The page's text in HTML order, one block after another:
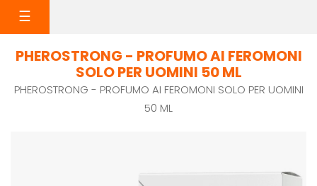
navigazione
☰
PHEROSTRONG - PROFUMO AI FEROMONI
SOLO PER UOMINI 50 ML
PHEROSTRONG - PROFUMO AI FEROMONI SOLO PER UOMINI
50 ML